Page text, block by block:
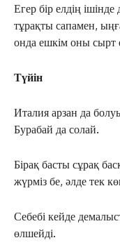
ЖАҢАЛЫҚТАР
ОҚИҒА
ЗЕРТТЕУ
АРНАЙЫ ЖОБА
ӘЛЕУМЕТ
Егер бір елдің
тұрақты сапамен,
онда ешкім оны сырт
Түйін
Италия арзан да
Бурабай да солай.
Бірақ басты сұрақ
жүрміз бе, әлде тек
Себебі кейде
өлшейді.